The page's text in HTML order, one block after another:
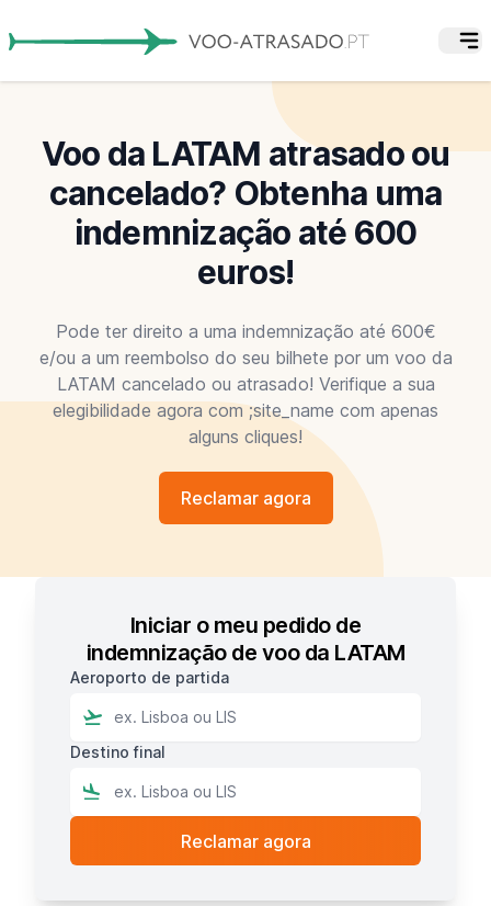
Voo da LATAM atrasado ou
cancelado? Obtenha uma
indemnização até 600
euros!
Pode ter direito a uma indemnização até 600€
e/ou a um reembolso do seu bilhete por um voo da
LATAM cancelado ou atrasado! Verifique a sua
elegibilidade agora com ;site_name com apenas
alguns cliques!
Reclamar agora
Iniciar o meu pedido de
indemnização de voo da LATAM
Aeroporto de partida
Destino final